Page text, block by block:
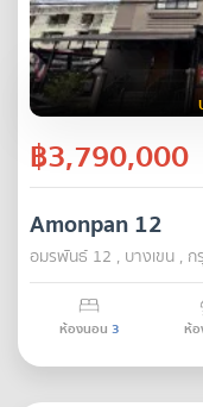
฿3,790,000
Amonpan 12
อมรพันธ์ 12 , บางเขน , ก
ห้องนอน 3 ห้อ